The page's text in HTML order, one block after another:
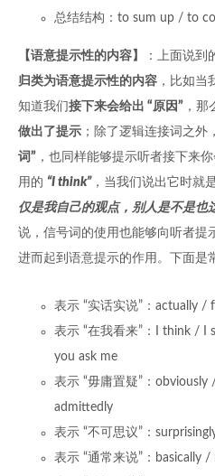
总结结构：to sum up / to
【语意提示性的内容】 ：上面说到
归类为语意提示性的内容 ，比如当
知道我们 接下来会给出 “原因” ，
做出了提示 ；除了逻辑连接词之外，
词” ，也同样能够提示听者接下来
用的 “I think” ，当我们说出它时就
仅是我自己的观点，别人是不是也
说，信号词的使用也能够向听者提
进而起到语意提示的作用。下面是
表示 “实话实说”：actually /
表示 “在我看来”：I think /
you ask me
表示 “毋庸置疑”：
admittedly
表示 “不可思议”：
表示 “通常来说”：basically /